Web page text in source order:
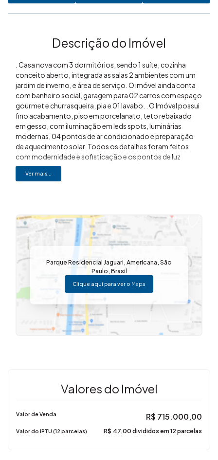
Descrição do Imóvel
. Casa nova com 3 dormitórios, sendo 1 suíte, cozinha
conceito aberto, integrada as salas 2 ambientes com um
jardim de inverno, e área de serviço. O imóvel ainda conta
com banheiro social, garagem para 02 carros com espaço
gourmet e churrasqueira, pia e 01 lavabo. . O Imóvel possui
fino acabamento, piso em porcelanato, teto rebaixado
em gesso, com iluminação em leds spots, luminárias
modernas, 04 pontos de ar condicionado e preparação
de aquecimento solar. Todos os detalhes foram feitos
com modernidade e sofisticação e os pontos de luz
deixam a casa toda iluminada e ventilada. . Ótima
localização no bairro, próximo aos principais comércios,
VOCÊ
Ver mais...
Parque Residencial Jaguari,Americana,São
Paulo,Brasil
Clique aqui para ver o Mapa
Valores do Imóvel
R$ 715.000,00
Valor de Venda
Valor do IPTU (12 parcelas) R$ 47,00 divididos em 12 parcelas